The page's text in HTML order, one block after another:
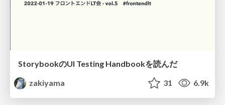
StorybookのUI Testing Handbookを読んだ
zakiyama
31 6.9k